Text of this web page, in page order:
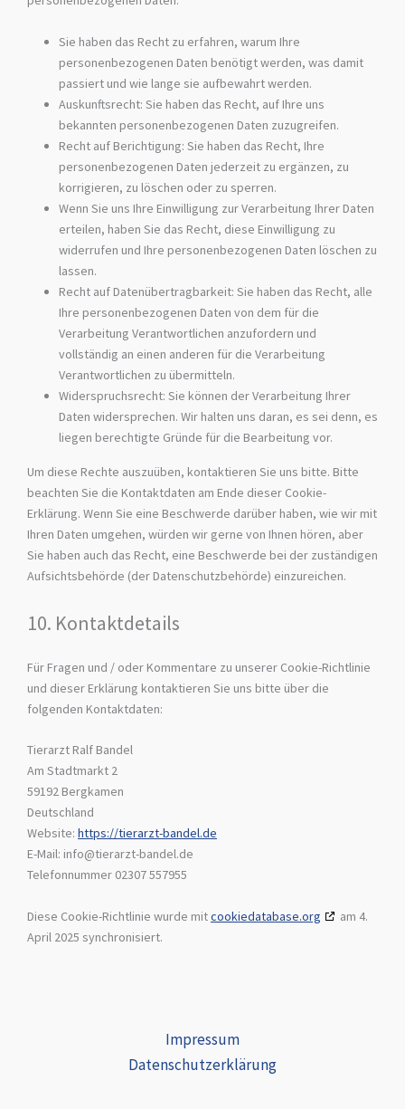
Sie haben das Recht zu erfahren, warum Ihre
personenbezogenen Daten benötigt werden, was damit
passiert und wie lange sie aufbewahrt werden.
Auskunftsrecht: Sie haben das Recht, auf Ihre uns
bekannten personenbezogenen Daten zuzugreifen.
Recht auf Berichtigung: Sie haben das Recht, Ihre
personenbezogenen Daten jederzeit zu ergänzen, zu
korrigieren, zu löschen oder zu sperren.
Wenn Sie uns Ihre Einwilligung zur Verarbeitung Ihrer Daten
erteilen, haben Sie das Recht, diese Einwilligung zu
widerrufen und Ihre personenbezogenen Daten löschen zu
lassen.
Recht auf Datenübertragbarkeit: Sie haben das Recht, alle
Ihre personenbezogenen Daten von dem für die
Verarbeitung Verantwortlichen anzufordern und
vollständig an einen anderen für die Verarbeitung
Verantwortlichen zu übermitteln.
Widerspruchsrecht: Sie können der Verarbeitung Ihrer
Daten widersprechen. Wir halten uns daran, es sei denn, es
liegen berechtigte Gründe für die Bearbeitung vor.
Um diese Rechte auszuüben, kontaktieren Sie uns bitte. Bitte
beachten Sie die Kontaktdaten am Ende dieser Cookie-
Erklärung. Wenn Sie eine Beschwerde darüber haben, wie wir mit
Ihren Daten umgehen, würden wir gerne von Ihnen hören, aber
Sie haben auch das Recht, eine Beschwerde bei der zuständigen
Aufsichtsbehörde (der Datenschutzbehörde) einzureichen.
10. Kontaktdetails
Für Fragen und / oder Kommentare zu unserer Cookie-Richtlinie
und dieser Erklärung kontaktieren Sie uns bitte über die
folgenden Kontaktdaten:
Tierarzt Ralf Bandel
Am Stadtmarkt 2
59192 Bergkamen
Deutschland
Website: https://tierarzt-bandel.de
E-Mail: info@tierarzt-bandel.de
Telefonnummer 02307 557955
Diese Cookie-Richtlinie wurde mitcookiedatabase.org
am 4.
April 2025 synchronisiert.
Impressum
Datenschutzerklärung